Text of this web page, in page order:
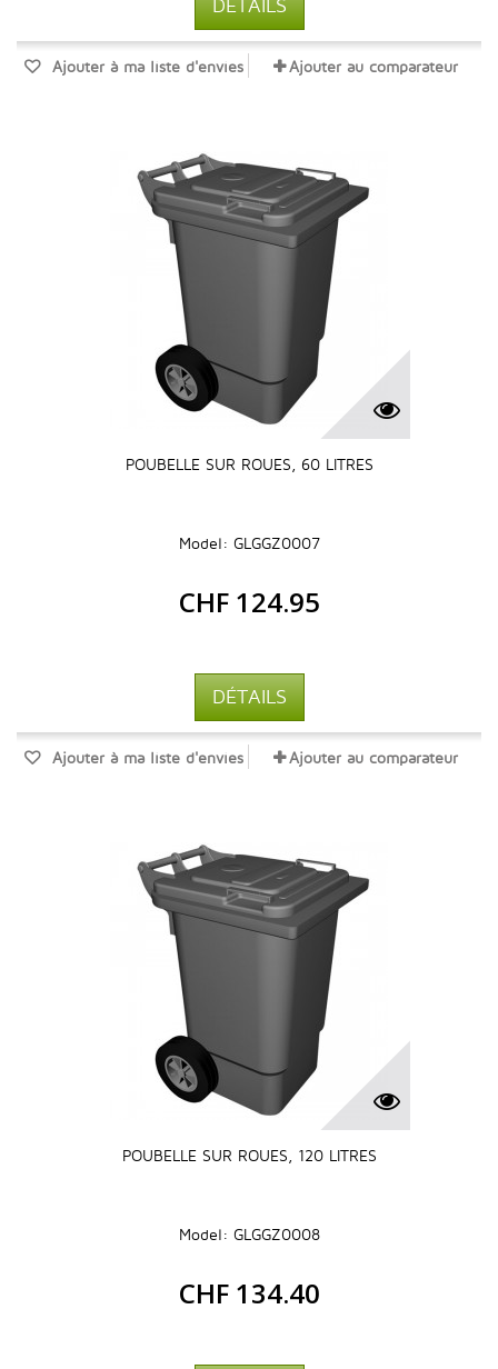
DÉTAILS
Ajouter à ma liste d'envies Ajouter au comparateur
POUBELLE SUR ROUES, 60 LITRES
Model: GLGGZ0007
CHF 124.95
DÉTAILS
Ajouter à ma liste d'envies Ajouter au comparateur
POUBELLE SUR ROUES, 120 LITRES
Model: GLGGZ0008
CHF 134.40